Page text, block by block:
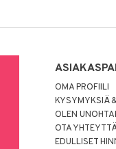
OMA PROFIILI
KYSYMYKSIÄ
OLEN
OTA
EDULLISET